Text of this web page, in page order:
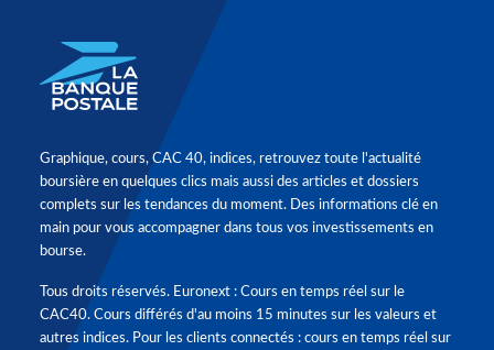
Graphique, cours, CAC 40, indices, retrouvez toute l'actualité
boursière en quelques clics mais aussi des articles et dossiers
complets sur les tendances du moment. Des informations clé en
main pour vous accompagner dans tous vos investissements en
bourse.
Tous droits réservés. Euronext : Cours en temps réel sur le
CAC40. Cours différés d'au moins 15 minutes sur les valeurs et
autres indices. Pour les clients connectés : cours en temps réel sur